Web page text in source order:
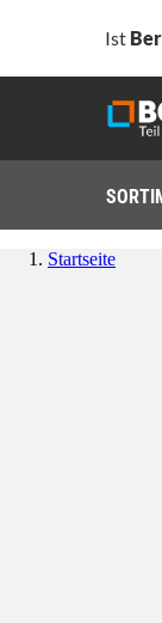
Ist
Startseite